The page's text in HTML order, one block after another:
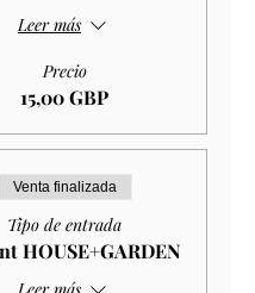
Leer más
Precio
15,00 GBP
Venta finalizada
Tipo de entrada
HOUSE+GARDEN